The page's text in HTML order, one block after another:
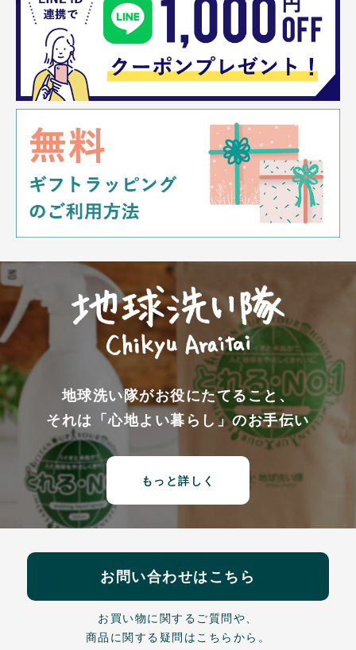
地球洗い隊がお役にたてること、
それは「心地よい暮らし」のお手伝い
もっと詳しく
お問い合わせはこちら
お買い物に関するご質問や、
商品に関する疑問はこちらから。